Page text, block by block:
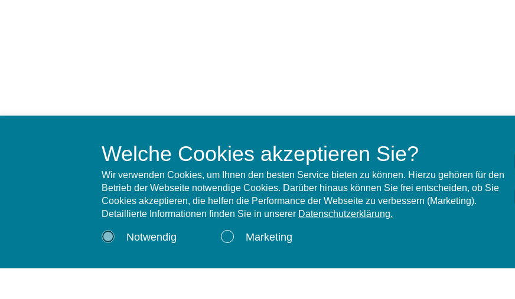
Welche Cookies akzeptieren Sie?
Wir verwenden Cookies, um Ihnen den besten Service bieten zu können. Hierzu gehören für den
Betrieb der Webseite notwendige Cookies. Darüber hinaus können Sie frei entscheiden, ob Sie
Cookies akzeptieren, die helfen die Performance der Webseite zu verbessern (Marketing).
Detaillierte Informationen finden Sie in unserer Datenschutzerklärung.
Notwendig Marketing